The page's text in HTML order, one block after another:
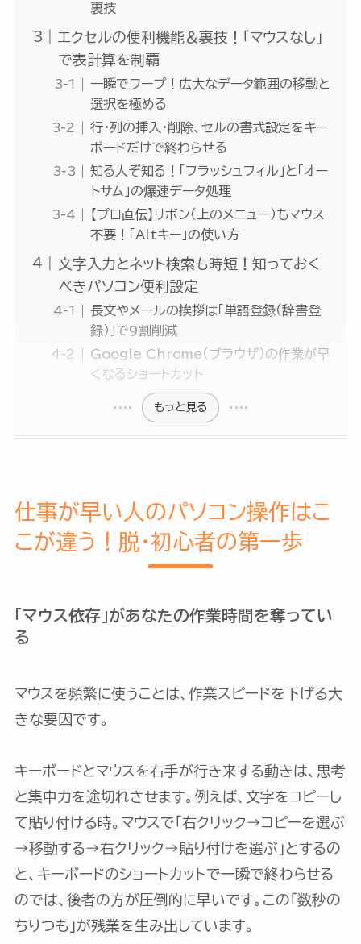
裏技
エクセルの便利機能＆裏技！「マウスなし」
で表計算を制覇
一瞬でワープ！広大なデータ範囲の移動と
選択を極める
行・列の挿入・削除、セルの書式設定をキー
ボードだけで終わらせる
知る人ぞ知る！「フラッシュフィル」と「オー
トサム」の爆速データ処理
【プロ直伝】リボン（上のメニュー）もマウス
不要！「Altキー」の使い方
文字入力とネット検索も時短！知っておく
べきパソコン便利設定
長文やメールの挨拶は「単語登録（辞書登
録）」で9割削減
Google Chrome（ブラウザ）の作業が早
くなるショートカット
もっと見る
仕事が早い人のパソコン操作はこ
こが違う！脱・初心者の第一歩
「マウス依存」があなたの作業時間を奪ってい
る
マウスを頻繁に使うことは、作業スピードを下げる大
きな要因です。
キーボードとマウスを右手が行き来する動きは、思考
と集中力を途切れさせます。例えば、文字をコピーし
て貼り付ける時。マウスで「右クリック→コピーを選ぶ
→移動する→右クリック→貼り付けを選ぶ」とするの
と、キーボードのショートカットで一瞬で終わらせる
のでは、後者の方が圧倒的に早いです。この「数秒の
ちりつも」が残業を生み出しています。